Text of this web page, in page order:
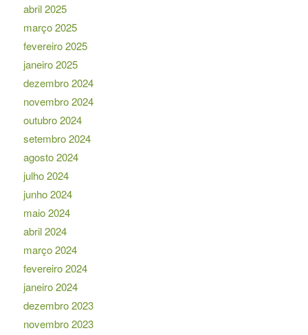
abril 2025
março 2025
fevereiro 2025
janeiro 2025
dezembro 2024
novembro 2024
outubro 2024
setembro 2024
agosto 2024
julho 2024
junho 2024
maio 2024
abril 2024
março 2024
fevereiro 2024
janeiro 2024
dezembro 2023
novembro 2023